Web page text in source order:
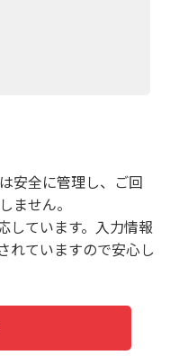
安全に管理し、ご回
ません。
しています。入力情報
れていますので安心し